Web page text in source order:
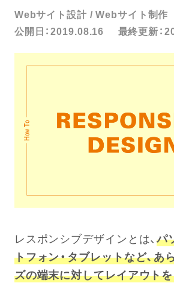
Webサイト設計
Webサイト制作
公開日：2019.08.16 最終更新：
レスポンシブデザインとは、パ
トフォン・タブレットなど、あ
ズの端末に対してレイアウト